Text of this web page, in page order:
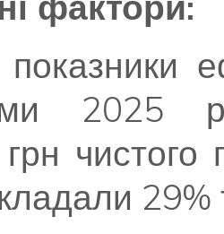
2025
чистого
29%